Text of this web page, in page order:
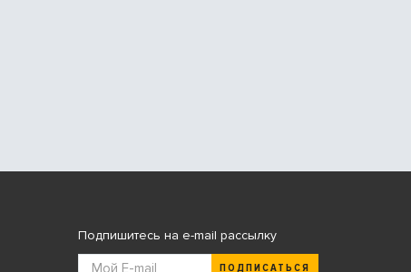
Подпишитесь на e-mail рассылку
ПОДПИСАТЬСЯ